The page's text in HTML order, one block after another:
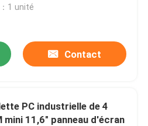
1 unité
Contact
PC industrielle de 4
mini 11,6" panneau d'écran